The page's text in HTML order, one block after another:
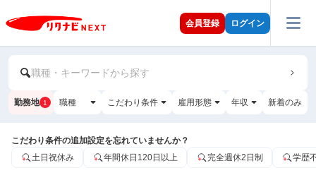
会員登録 ログイン
職種・キーワードから探す
勤務地 1 職種 こだわり条件 雇用形態 年収 新着のみ
こだわり条件の追加設定を忘れていませんか？
土日祝休み
年間休日120日以上 完全週休2日制 学歴